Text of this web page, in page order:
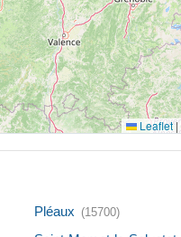
Leaflet|
Pléaux (15700)